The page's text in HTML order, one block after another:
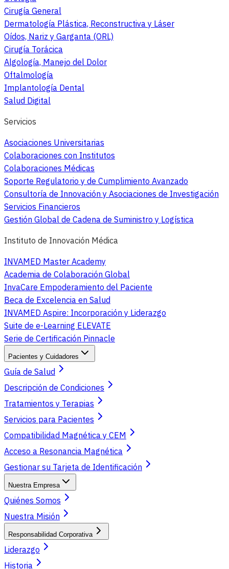
Cirugía General
Dermatología Plástica, Reconstructiva y Láser
Oídos, Nariz y Garganta (ORL)
Cirugía Torácica
Algología, Manejo del Dolor
Oftalmología
Implantología Dental
Salud Digital
Servicios
Asociaciones Universitarias
Colaboraciones con Institutos
Colaboraciones Médicas
Soporte Regulatorio y de Cumplimiento Avanzado
Consultoría de Innovación y Asociaciones de Investigación
Servicios Financieros
Gestión Global de Cadena de Suministro y Logística
Instituto de Innovación Médica
INVAMED Master Academy
Academia de Colaboración Global
InvaCare Empoderamiento del Paciente
Beca de Excelencia en Salud
INVAMED Aspire: Incorporación y Liderazgo
Suite de e-Learning ELEVATE
Serie de Certificación Pinnacle
Pacientes y Cuidadores
Guía de Salud
Descripción de Condiciones
Tratamientos y Terapias
Servicios para Pacientes
Compatibilidad Magnética y CEM
Acceso a Resonancia Magnética
Gestionar su Tarjeta de Identificación
Nuestra Empresa
Quiénes Somos
Nuestra Misión
Responsabilidad Corporativa
Liderazgo
Historia